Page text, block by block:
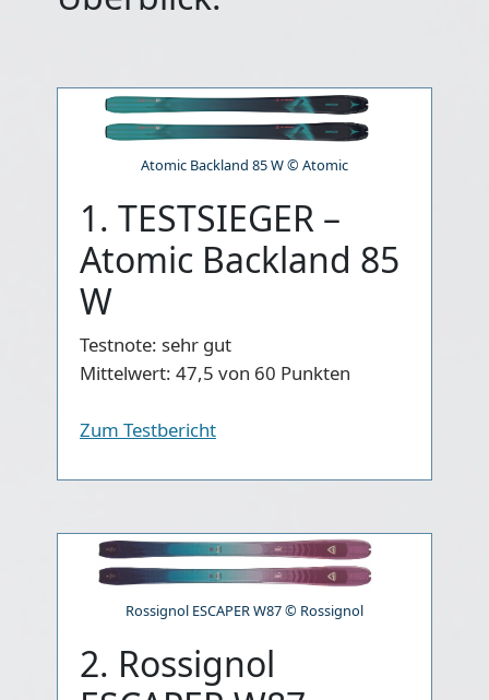
Atomic Backland 85 W © Atomic
1. TESTSIEGER –
Atomic Backland 85
W
Testnote: sehr gut
Mittelwert: 47,5 von 60 Punkten
Zum Testbericht
Rossignol ESCAPER W87 © Rossignol
2. Rossignol